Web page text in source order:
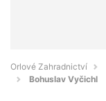
Orlové Zahradnictví
Bohuslav Vyčichl